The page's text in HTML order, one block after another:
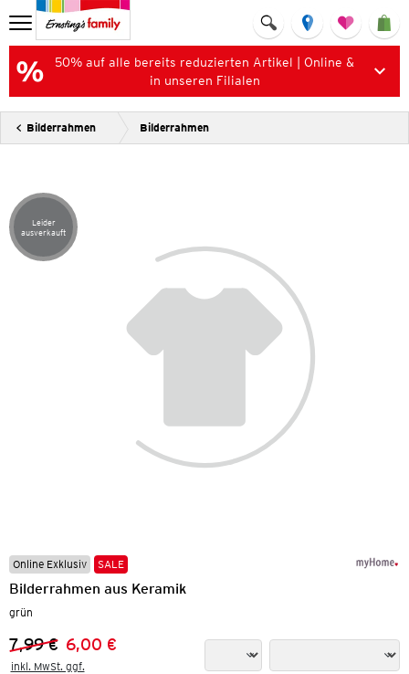
50% auf alle bereits reduzierten Artikel | Online &
in unseren Filialen
Bilderrahmen Bilderrahmen
Artikel leider ausverkauft
Leider
ausverkauft
Online Exklusiv SALE
Bilderrahmen aus Keramik
grün
Vorheriger Preis:
7,99 €
Neuer Preis:
6,00 €
inkl. MwSt. ggf.